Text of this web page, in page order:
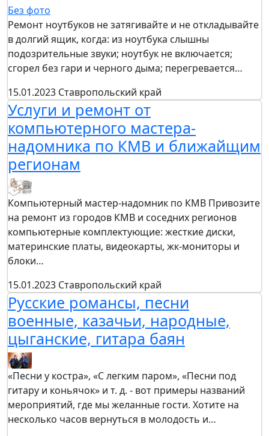
Без фото
Ремонт ноутбуков не затягивайте и не откладывайте
в долгий ящик, когда: из ноутбука слышны
подозрительные звуки; ноутбук не включается;
сгорел без гари и черного дыма; перегревается…
15.01.2023 Ставропольский край
Услуги и ремонт от
компьютерного мастера-
надомника по КМВ и ближайщим
регионам
Компьютерный мастер-надомник по КМВ Привозите
на ремонт из городов КМВ и соседних регионов
компьютерные комплектующие: жесткие диски,
материнские платы, видеокарты, жк-мониторы и
блоки…
15.01.2023 Ставропольский край
Русские романсы, песни
военные, казачьи, народные,
цыганские, гитара баян
«Песни у костра», «С легким паром», «Песни под
гитару и коньячок» и т. д. - вот примеры названий
мероприятий, где мы желанные гости. Хотите на
несколько часов вернуться в молодость и…